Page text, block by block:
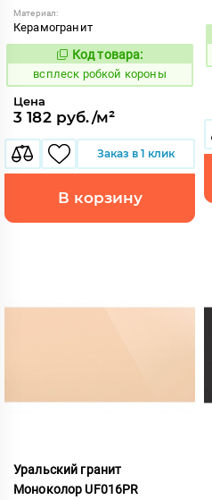
Материал:
Керамогранит
244163
Код товара:
всплеск робкой короны
Цена
3 182 руб./м²
Заказ в 1 клик
В корзину
Уральский гранит
Моноколор UF016PR